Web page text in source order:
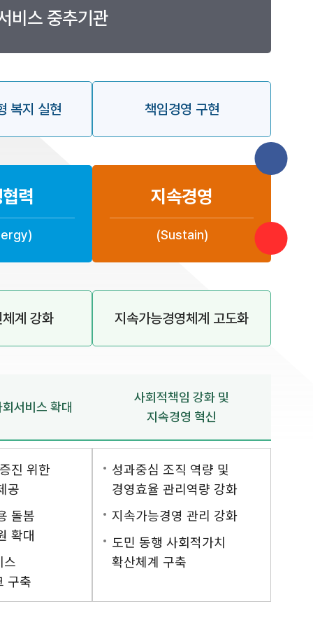
비스 중추기관
복지 실현 책임경영 구현
력 지속경영
(Sustain)
체계 강화
서비스 확대
진 위한
공
돌봄
확대
스
구축
지속가능경영체계 고도화
사회적책임 강화 및
지속경영 혁신
성과중심 조직 역량 및
경영효율 관리역량 강화
지속가능경영 관리 강화
도민 동행 사회적가치
확산체계 구축
페이스북
바로가기
유튜브